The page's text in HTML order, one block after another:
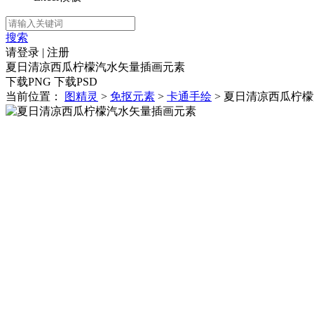
搜索
请登录 | 注册
夏日清凉西瓜柠檬汽水矢量插画元素
下载PNG 下载PSD
当前位置：
图精灵 > 免抠元素 > 卡通手绘 > 夏日清凉西瓜柠